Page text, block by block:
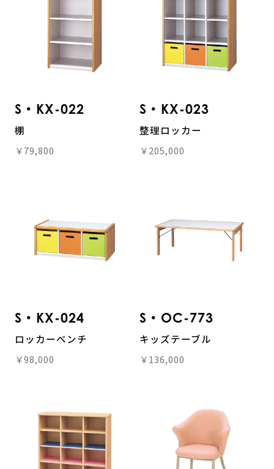
S・KX-022
棚
￥79,800
S・KX-023
整理ロッカー
￥205,000
S・KX-024
ロッカーベンチ
￥98,000
S・OC-773
キッズテーブル
￥136,000